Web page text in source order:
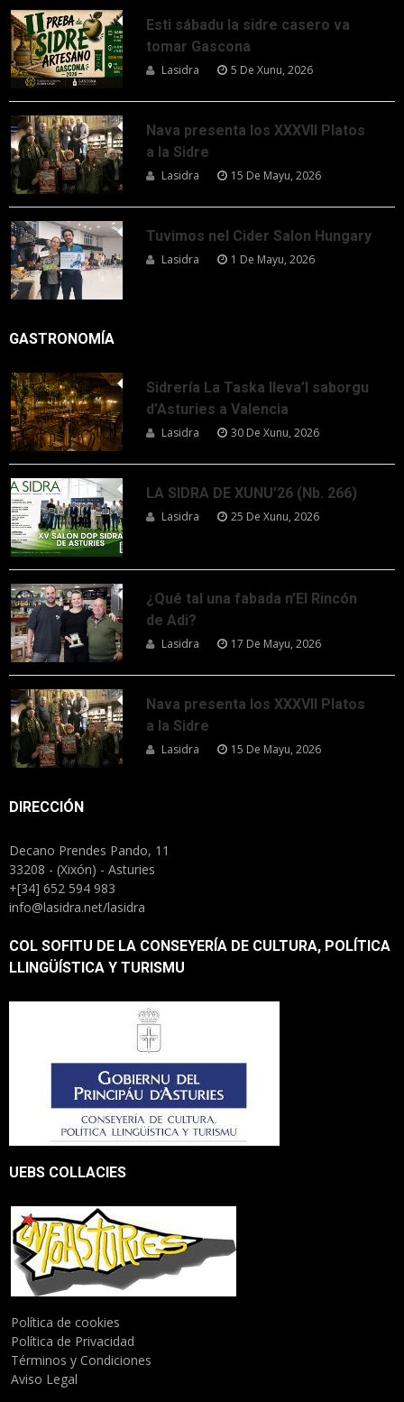
Esti sábadu la sidre casero va
tomar Gascona
Lasidra 5 De Xunu, 2026
Nava presenta los XXXVII Platos
a la Sidre
Lasidra 15 De Mayu, 2026
Tuvimos nel Cider Salon Hungary
Lasidra 1 De Mayu, 2026
GASTRONOMÍA
Sidrería La Taska lleva’l saborgu
d’Asturies a Valencia
Lasidra 30 De Xunu, 2026
LA SIDRA DE XUNU’26 (Nb. 266)
Lasidra 25 De Xunu, 2026
¿Qué tal una fabada n’El Rincón
de Adi?
Lasidra 17 De Mayu, 2026
Nava presenta los XXXVII Platos
a la Sidre
Lasidra 15 De Mayu, 2026
DIRECCIÓN
Decano Prendes Pando, 11
33208 - (Xixón) - Asturies
+[34] 652 594 983
info@lasidra.net/lasidra
COL SOFITU DE LA CONSEYERÍA DE CULTURA, POLÍTICA
LLINGÜÍSTICA Y TURISMU
UEBS COLLACIES
Política de cookies
Política de Privacidad
Términos y Condiciones
Aviso Legal